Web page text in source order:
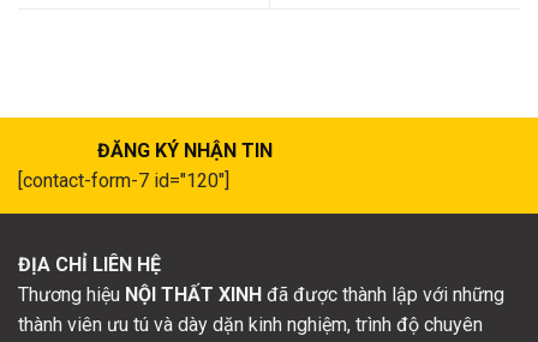
ĐĂNG KÝ NHẬN TIN
[contact-form-7 id="120"]
ĐỊA CHỈ LIÊN HỆ
Thương hiệu NỘI THẤT XINH đã được thành lập với những
thành viên ưu tú và dày dặn kinh nghiệm, trình độ chuyên